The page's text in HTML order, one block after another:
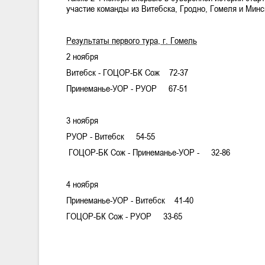
участие команды из Витебска, Гродно, Гомеля и
Результаты первого тура, г. Гомель
2 ноября
Витебск - ГОЦОР-БК Сож 72-37
Принеманье-УОР - РУОР 67-51
3 ноября
РУОР - Витебск 54-55
ГОЦОР-БК Сож - Принеманье-УОР - 32-86
4 ноября
Принеманье-УОР - Витебск 41-40
ГОЦОР-БК Сож - РУОР 33-65